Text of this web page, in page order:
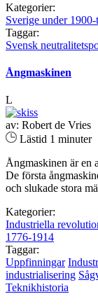
Kategorier:
Sverige under 1900-
Taggar:
Svensk
Ångmaskinen
L
av: Robert de Vries
Lästid 1 minuter
Ångmaskinen är en
De första
och slukade stora
Kategorier:
Industriella
1776-1914
Taggar:
Uppfinningar
industrialisering
Teknikhistoria